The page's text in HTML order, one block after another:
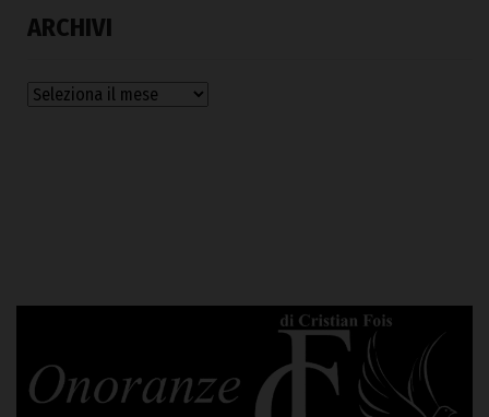
ARCHIVI
Archivi